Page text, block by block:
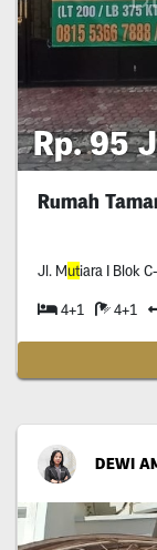
Rp. 95
Rumah
Jl. Mutiara I Blok
4+1 4+1
DEWI